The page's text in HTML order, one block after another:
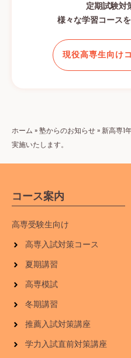
定期試験対
様々な学習コース
現役高専生向け
ホーム »塾からのお知らせ» 新高専1
実施いたします。
コース案内
高専受験生向け
高専入試対策コース
夏期講習
高専模試
冬期講習
推薦入試対策講座
学力入試直前対策講座